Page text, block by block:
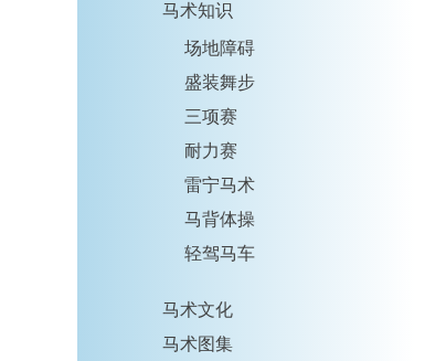
马术知识
场地障碍
盛装舞步
三项赛
耐力赛
雷宁马术
马背体操
轻驾马车
马术文化
马术图集